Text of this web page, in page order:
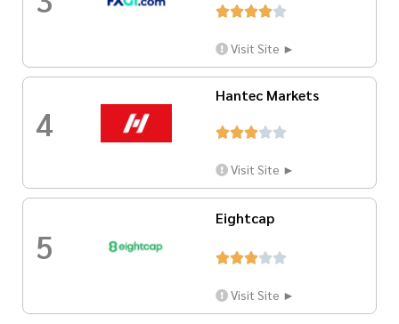

Visit Site ►
4
Hantec Markets

Visit Site ►
5
Eightcap

Visit Site ►